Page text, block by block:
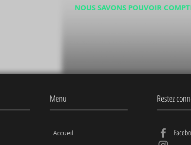
NOUS SAVONS POUVOIR
Menu Restez
Accueil